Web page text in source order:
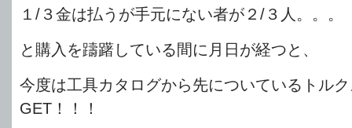
１/３金は払うが手元にない者が２/３人。。。
と購入を躊躇している間に月日が経つと、
今度は工具カタログから先についているトル
GET！！！